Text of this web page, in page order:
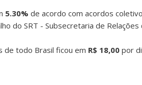
5.30% de acordo com acordos
do SRT - Subsecretaria de Relações
de todo Brasil ficou em R$ 18,00 por